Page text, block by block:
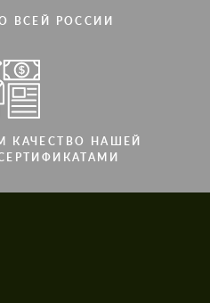
ВСЕЙ РОССИИ
КАЧЕСТВО НАШЕЙ